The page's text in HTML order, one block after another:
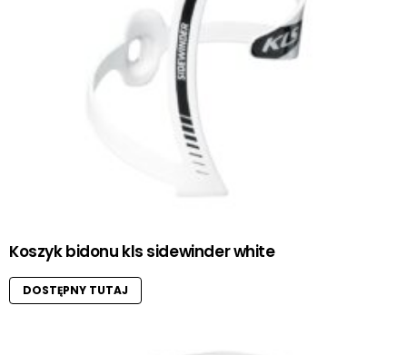
Koszyk bidonu kls sidewinder white
DOSTĘPNY TUTAJ